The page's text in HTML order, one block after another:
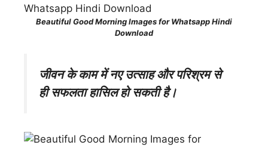
Beautiful Good Morning Images for Whatsapp Hindi
Download
जीवन के काम में नए उत्साह और परिश्रम से
ही सफलता हासिल हो सकती है।